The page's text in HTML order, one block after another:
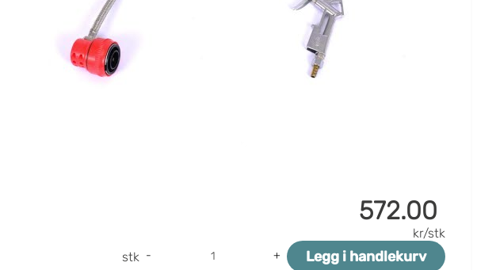
572.00
kr/stk
stk - + Legg i handlekurv